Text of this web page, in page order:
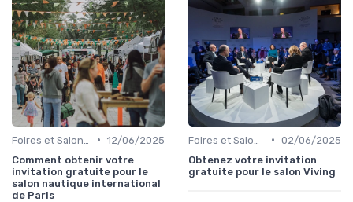
• 12/06/2025
Comment obtenir votre
invitation gratuite pour le
salon nautique international
de Paris
• 02/06/2025
Obtenez votre invitation
gratuite pour le salon Viving